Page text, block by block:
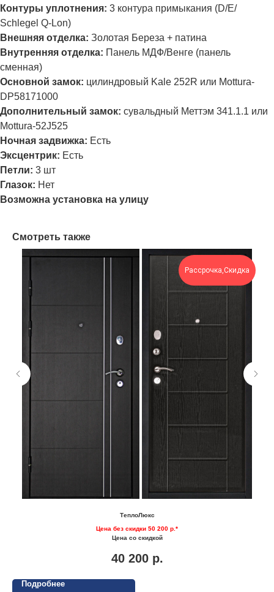
Контуры уплотнения: 3 контура примыкания (D/E/
Schlegel Q-Lon)
Внешняя отделка: Золотая Береза + патина
Внутренняя отделка: Панель МДФ/Венге (панель
сменная)
Основной замок: цилиндровый Kale 252R или Mottura-
DP58171000
Дополнительный замок: сувальдный Меттэм 341.1.1 или
Mottura-52J525
Ночная задвижка: Есть
Эксцентрик: Есть
Петли: 3 шт
Глазок: Нет
Возможна установка на улицу
Смотреть также
Рассрочка,Скидка
ТеплоЛюкс
Цена без скидки 50 200 р.*
Цена со скидкой
40 200 р.
Подробнее